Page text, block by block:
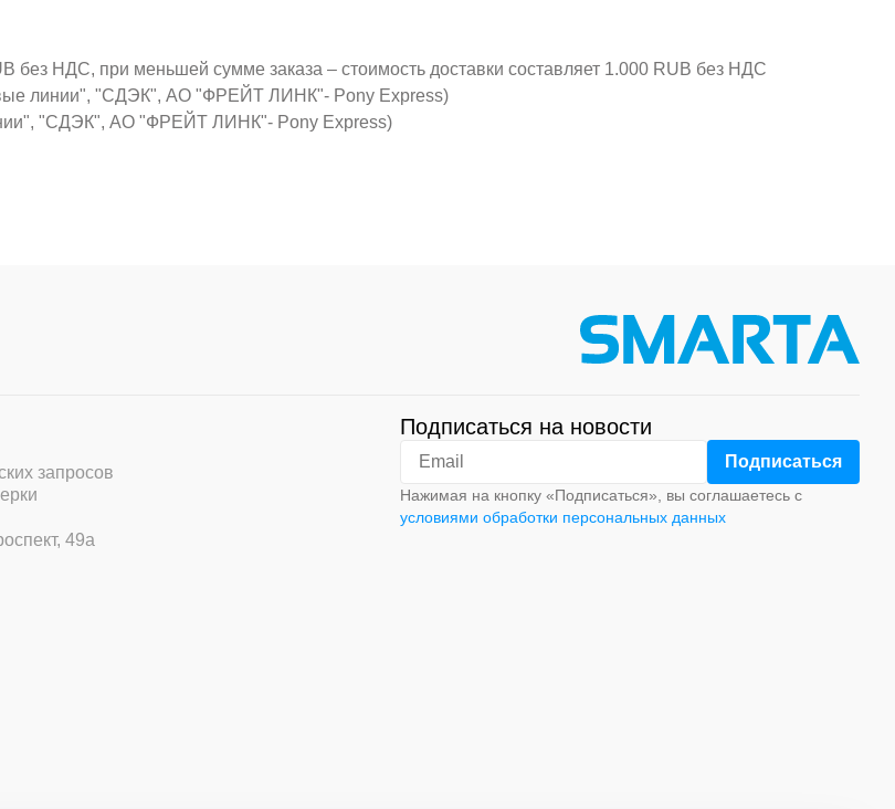
без НДС, при меньшей сумме заказа – стоимость доставки составляет 1.000 RUB без НДС
линии", "СДЭК", АО "ФРЕЙТ ЛИНК"- Pony Express)
"СДЭК", АО "ФРЕЙТ ЛИНК"- Pony Express)
запросов
49а
Подписаться на новости
Нажимая на кнопку «Подписаться», вы соглашаетесь с
условиями обработки персональных данных